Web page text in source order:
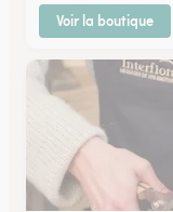
Voir la boutique